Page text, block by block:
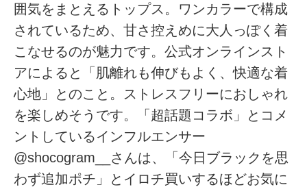
囲気をまとえるトップス。ワンカラーで構成
されているため、甘さ控えめに大人っぽく着
こなせるのが魅力です。公式オンラインスト
アによると「肌離れも伸びもよく、快適な着
心地」とのこと。ストレスフリーにおしゃれ
を楽しめそうです。「超話題コラボ」とコメ
ントしているインフルエンサー
@shocogram__さんは、「今日ブラックを思
わず追加ポチ」とイロチ買いするほどお気に